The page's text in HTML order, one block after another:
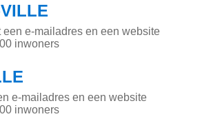
e-mailadres en een website
inwoners
e-mailadres en een website
inwoners